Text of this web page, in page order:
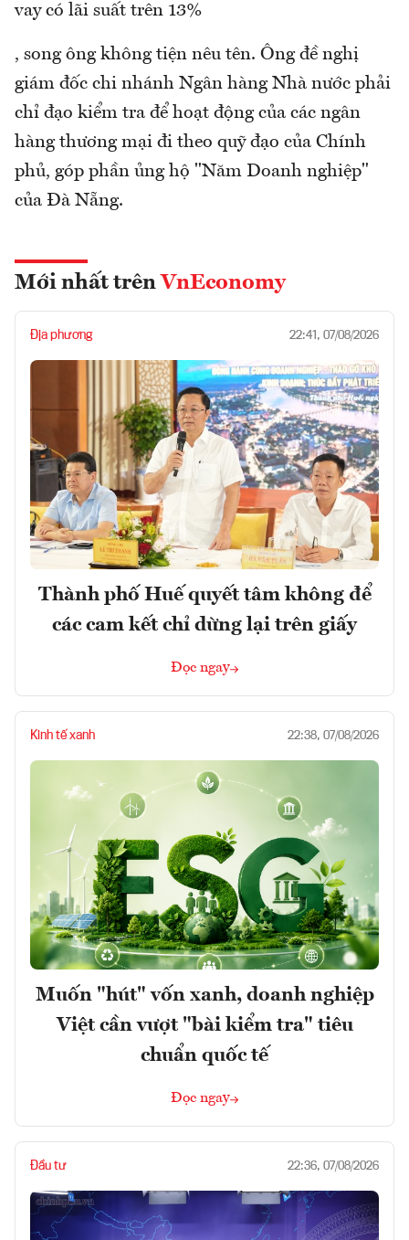
vay có lãi suất trên 13%
, song ông không tiện nêu tên. Ông đề nghị
giám đốc chi nhánh Ngân hàng Nhà nước phải
chỉ đạo kiểm tra để hoạt động của các ngân
hàng thương mại đi theo quỹ đạo của Chính
phủ, góp phần ủng hộ "Năm Doanh nghiệp"
của Đà Nẵng.
Mới nhất trên VnEconomy
Địa phương 22:41, 07/08/2026
Thành phố Huế quyết tâm không để
các cam kết chỉ dừng lại trên giấy
Đọc ngay
Kinh tế xanh 22:38, 07/08/2026
Muốn "hút" vốn xanh, doanh nghiệp
Việt cần vượt "bài kiểm tra" tiêu
chuẩn quốc tế
Đọc ngay
Đầu tư 22:36, 07/08/2026